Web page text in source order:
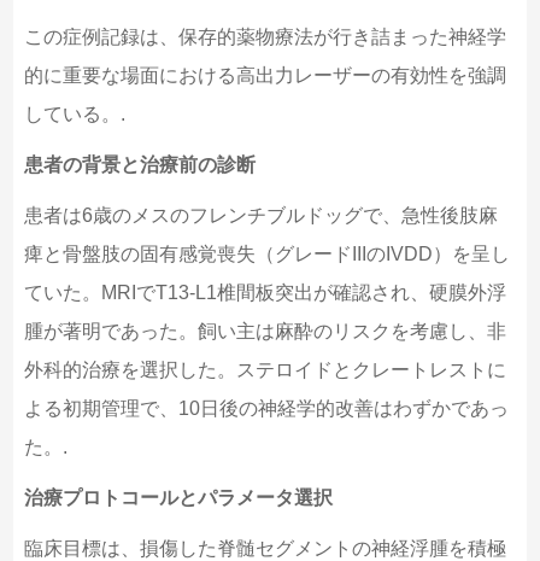
この症例記録は、保存的薬物療法が行き詰まった神経学
的に重要な場面における高出力レーザーの有効性を強調
している。.
患者の背景と治療前の診断
患者は6歳のメスのフレンチブルドッグで、急性後肢麻
痺と骨盤肢の固有感覚喪失（グレードIIIのIVDD）を呈し
ていた。MRIでT13-L1椎間板突出が確認され、硬膜外浮
腫が著明であった。飼い主は麻酔のリスクを考慮し、非
外科的治療を選択した。ステロイドとクレートレストに
よる初期管理で、10日後の神経学的改善はわずかであっ
た。.
治療プロトコールとパラメータ選択
臨床目標は、損傷した脊髄セグメントの神経浮腫を積極